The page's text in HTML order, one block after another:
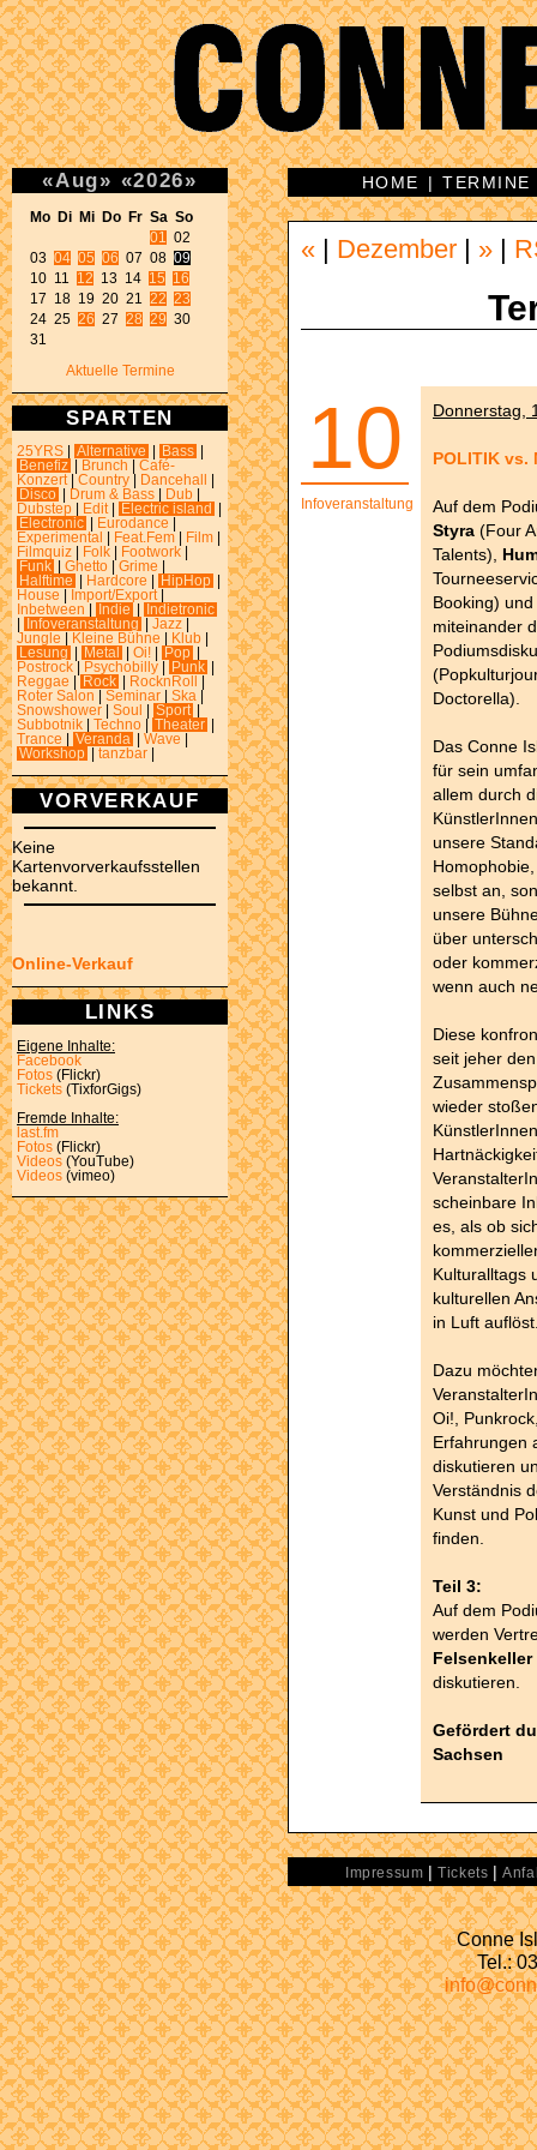
«Aug» «2026»
Mo Di Mi Do Fr Sa So
01
02
03 04 05 06 07 08 09
10 11 12 13 14 15
16
17 18 19 20 21 22 23
24 25 26 27 28 29 30
31
Aktuelle Termine
SPARTEN
25YRS Alternative Bass
Benefiz
Brunch
Café-
Konzert
Country Dancehall
Disco
Drum & Bass Dub
Dubstep
Edit Electric island
Electronic
Eurodance
Experimental
Feat.Fem Film
Filmquiz
Folk Footwork
Funk
Ghetto Grime
Halftime
Hardcore HipHop
House
Import/Export
Inbetween
Indie
Indietronic
Infoveranstaltung Jazz
Jungle
Kleine Bühne Klub
Lesung
Metal Oi! Pop
Postrock
Psychobilly Punk
Reggae
Rock RocknRoll
Roter Salon
Seminar Ska
Snowshower
Soul Sport
Subbotnik
Techno Theater
Trance
Veranda Wave
Workshop
tanzbar
VORVERKAUF
Keine
Kartenvorverkaufsstellen
bekannt.
Online-Verkauf
LINKS
Eigene Inhalte:
Facebook
Fotos (Flickr)
Tickets (TixforGigs)
Fremde Inhalte:
last.fm
Fotos (Flickr)
Videos (YouTube)
Videos (vimeo)
HOME |TERMINE
« Dezember »
10
Infoveranstaltung
Donnerstag,
POLITIK vs.
Auf dem
Styra (Four
Talents),
Booking) und
miteinander
Doctorella).
Das Conne
für sein
allem durch
unsere
selbst an,
unsere
über
oder
wenn auch
Diese
seit jeher
wieder
scheinbare
es, als ob
Kulturalltags
kulturellen
in Luft
Dazu
Oi!,
Erfahrungen
diskutieren
Verständnis
Kunst und
finden.
Teil 3:
Auf dem
werden
Felsenkeller
diskutieren.
Gefördert
Sachsen
Impressum |Tickets |
Conne
Tel.: